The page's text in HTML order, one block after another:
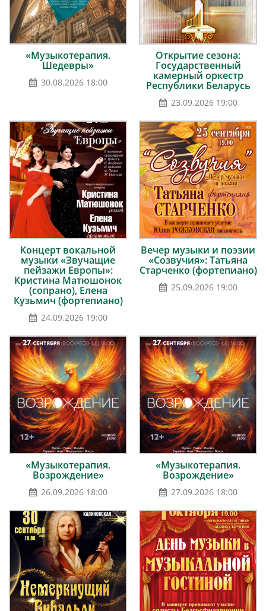
«Музыкотерапия.
Шедевры»
30.08.2026 18:00
Открытие сезона:
Государственный
камерный оркестр
Республики Беларусь
23.09.2026 19:00
Концерт вокальной
музыки «Звучащие
пейзажи Европы»:
Кристина Матюшонок
(сопрано), Елена
Кузьмич (фортепиано)
24.09.2026 19:00
Вечер музыки и поэзии
«Созвучия»: Татьяна
Старченко (фортепиано)
25.09.2026 19:00
«Музыкотерапия.
Возрождение»
26.09.2026 18:00
«Музыкотерапия.
Возрождение»
27.09.2026 18:00